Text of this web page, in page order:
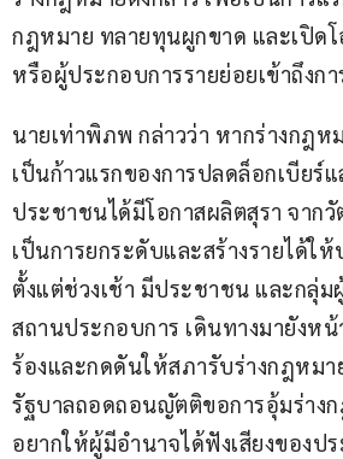
กฎหมาย ทลายทุนผูกขาด และเปิด
หรือผู้ประกอบการรายย่อยเข้าถึงก
นายเท่าพิภพ กล่าวว่า หากร่างกฎ
เป็นก้าวแรกของการปลดล็อกเบียร์
ประชาชนได้มีโอกาสผลิตสุรา จาก
เป็นการยกระดับและสร้างรายได้ใ
ตั้งแต่ช่วงเช้า มีประชาชน และกลุ่ม
สถานประกอบการ เดินทางมายังหน้
ร้องและกดดันให้สภารับร่างกฎหม
รัฐบาลถอดถอนญัตติขอการอุ้มร่าง
อยากให้ผู้มีอำนาจได้ฟังเสียงของ